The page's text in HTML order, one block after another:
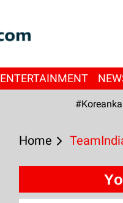
ENTERTAINMENT
Home